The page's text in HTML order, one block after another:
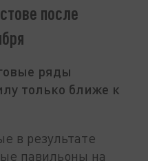
после
ряды
только ближе к
в результате
павильоны на